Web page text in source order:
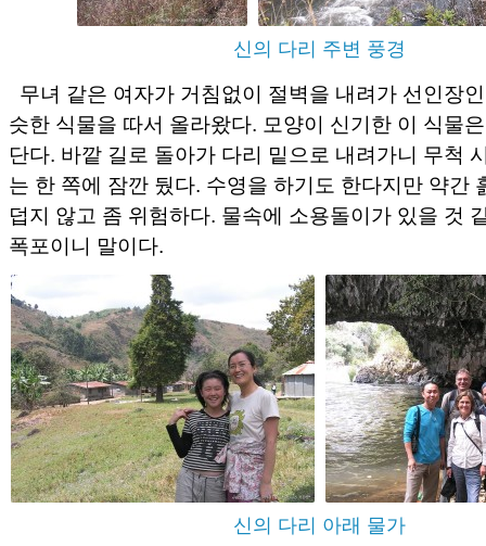
신의 다리 주변 풍경
무녀 같은 여자가 거침없이 절벽을 내려가 선인장
슷한 식물을 따서 올라왔다. 모양이 신기한 이 식물
단다. 바깥 길로 돌아가 다리 밑으로 내려가니 무척
는 한 쪽에 잠깐 뒀다. 수영을 하기도 한다지만 약간
덥지 않고 좀 위험하다. 물속에 소용돌이가 있을 것
폭포이니 말이다.
신의 다리 아래 물가